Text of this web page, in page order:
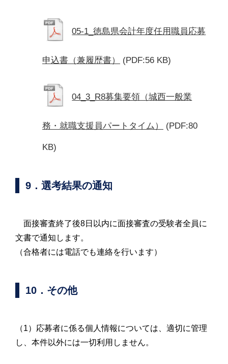
05-1_徳島県会計年度任用職員応募
申込書（兼履歴書） (PDF:56 KB)
04_3_R8募集要領（城西一般業
務・就職支援員パートタイム） (PDF:80
KB)
9．選考結果の通知
面接審査終了後8日以内に面接審査の受験者全員に
文書で通知します。
（合格者には電話でも連絡を行います）
10．その他
（1）応募者に係る個人情報については、適切に管理
し、本件以外には一切利用しません。